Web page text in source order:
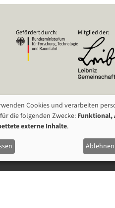
Gefördert durch: Mitglied der:
Cookies und verarbeiten
die folgenden Zwecke: Funktional,
externe Inhalte.
Ablehnen